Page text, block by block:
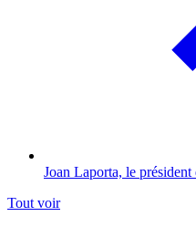
Joan Laporta, le président
Tout voir